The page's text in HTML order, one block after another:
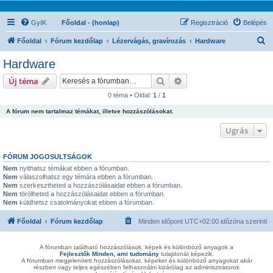
GyIK Főoldal - (honlap) Belépés
Regisztráció
Főoldal Fórum kezdőlap Lézervágás, gravírozás Hardware
Hardware
Új téma Keresés
0 téma • Oldal: 1 / 1
A fórum nem tartalmaz témákat, illetve hozzászólásokat.
Ugrás
FÓRUM JOGOSULTSÁGOK
Nem nyithatsz témákat ebben a fórumban.
Nem válaszolhatsz egy témára ebben a fórumban.
Nem szerkesztheted a hozzászólásaidat ebben a fórumban.
Nem törölheted a hozzászólásaidat ebben a fórumban.
Nem küldhetsz csatolmányokat ebben a fórumban.
Főoldal Fórum kezdőlap Minden időpont UTC+02:00 időzóna szerinti
A fórumban található hozzászólások, képek és különböző anyagok a
Fejlesztők Minden, ami tudománytulajdonát képezik.
A fórumban megjelenített hozzászólásokat, képeket és különböző anyagokat akár
részben vagy teljes egészében felhasználni kizárólag az adminisztrátorok